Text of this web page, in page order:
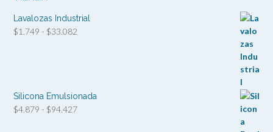
Lavalozas Industrial
$1.749 - $33.082
hasta
$33.082
Silicona Emulsionada
$4.879 - $94.427Rango